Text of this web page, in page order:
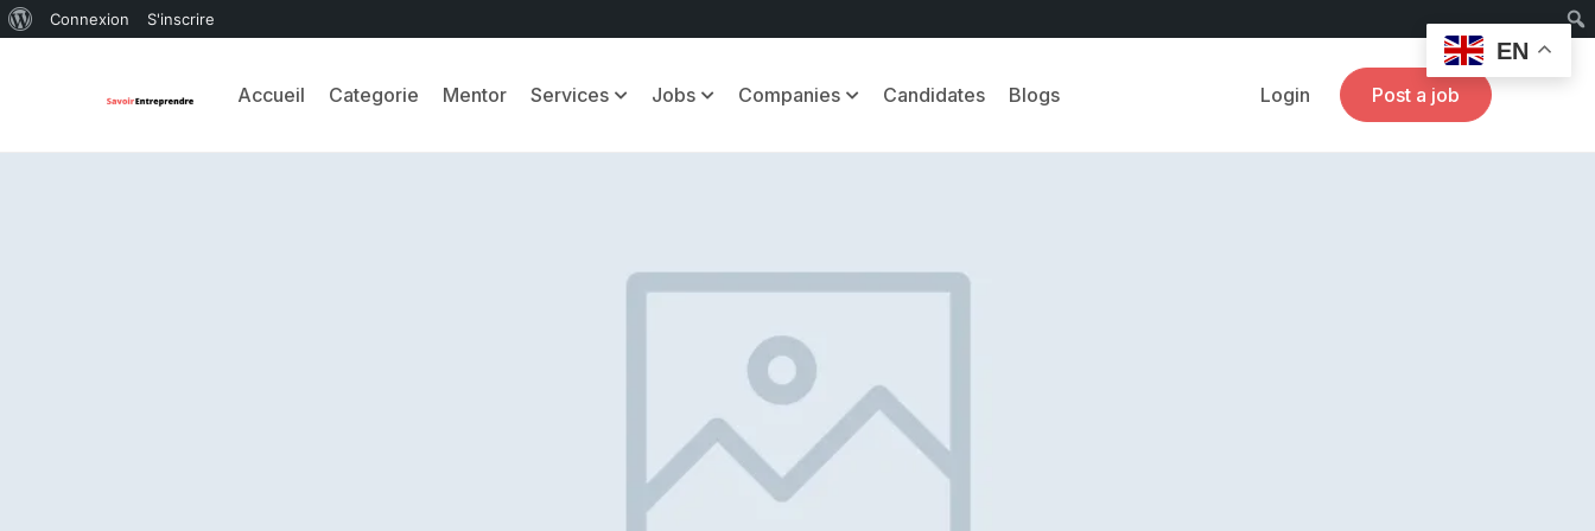
Connexion S'inscrire
Accueil Categorie Mentor Services Jobs Companies Candidates Blogs Login Post a job
EN